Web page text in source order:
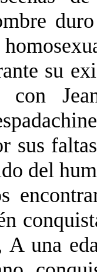
su
con
sus
del
A una